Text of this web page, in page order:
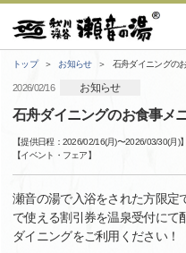
トップ お知らせ 石舟ダイニングの
2026/02/16 お知らせ
石舟ダイニングのお食事メ
【提供日程： 2026/02/16(月)〜2026/03/30(月)】
【イベント・フェア】
瀬音の湯で入浴をされた方限定
で使える割引券を温泉受付にて
ダイニングをご利用ください！